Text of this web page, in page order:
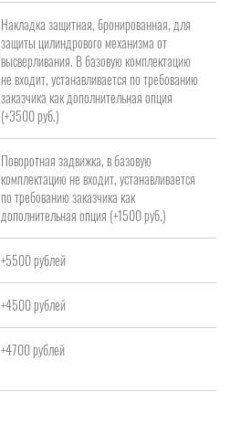
Накладка защитная, бронированная, для
защиты цилиндрового механизма от
высверливания. В базовую комплектацию
не входит, устанавливается по требованию
заказчика как дополнительная опция
(+3500 руб.)
Поворотная задвижка, в базовую
комплектацию не входит, устанавливается
по требованию заказчика как
дополнительная опция (+1500 руб.)
+5500 рублей
+4500 рублей
+4700 рублей